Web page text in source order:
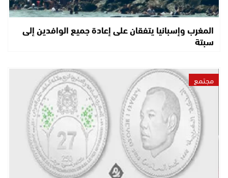
المغرب وإسبانيا يتفقان على إعادة جميع الوافدين إلى
سبتة
مجتمع